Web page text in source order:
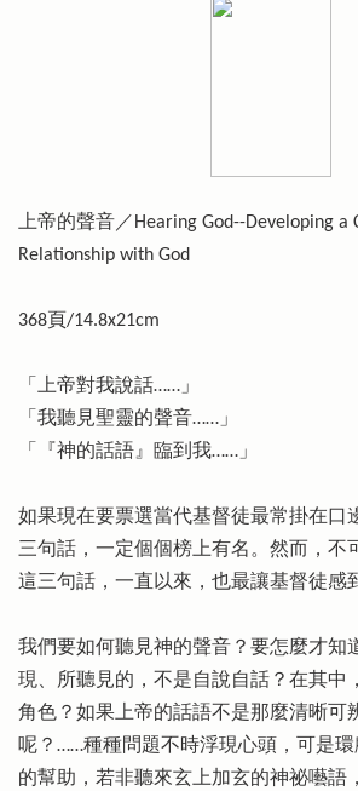
上帝的聲音／Hearing God--Developing a
Relationship with God
368頁/14.8x21cm
「上帝對我說話……」
「我聽見聖靈的聲音……」
「『神的話語』臨到我……」
如果現在要票選當代基督徒最常掛在口
三句話，一定個個榜上有名。然而，不
這三句話，一直以來，也最讓基督徒感
我們要如何聽見神的聲音？要怎麼才知
現、所聽見的，不是自說自話？在其中
角色？如果上帝的話語不是那麼清晰可
呢？……種種問題不時浮現心頭，可是環
的幫助，若非聽來玄上加玄的神祕囈語